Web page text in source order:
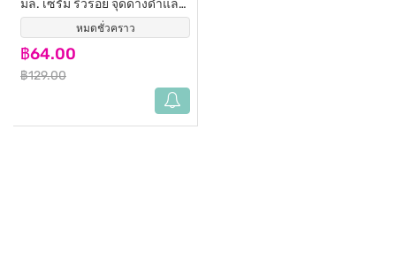
หมดชั่วคราว
มล. เซรั่ม ริ้วรอย จุดด่างดำแลดู
จางลง
฿64.00
฿129.00
(20)